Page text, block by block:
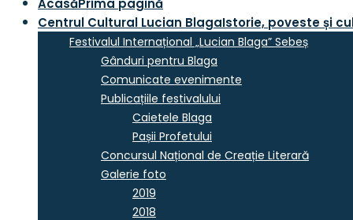
AcasăPrima pagină
Centrul Cultural Lucian BlagaIstorie, poveste și
Festivalul Internațional „Lucian Blaga” Sebeș
Gânduri pentru Blaga
Comunicate evenimente
Publicațiile festivalului
Caietele Blaga
Pașii Profetului
Concursul Național de Creație Literară
Galerie foto
2019
2018